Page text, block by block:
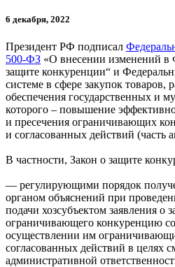
6 декабря, 2022
Президент РФ подписал
500-ФЗ «О внесении изменений в
защите конкуренции“ и
системе в сфере закупок товаров,
обеспечения государственных и
которого – повышение
и пресечения ограничивающих
и согласованных действий (часть
В частности, Закон о защите
— регулирующими порядок
органом объяснений при
подачи хозсубъектом заявления о
ограничивающего конкуренцию
осуществлении им
согласованных действий в целях
административной